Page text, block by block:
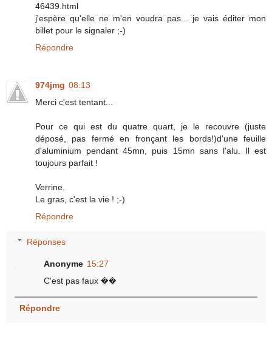
46439.html
j'espère qu'elle ne m'en voudra pas... je vais éditer mon
billet pour le signaler ;-)
Répondre
974jmg 08:13
Merci c'est tentant...
Pour ce qui est du quatre quart, je le recouvre (juste
déposé, pas fermé en fronçant les bords!)d'une feuille
d'aluminium pendant 45mn, puis 15mn sans l'alu. Il est
toujours parfait !
Verrine.
Le gras, c'est la vie ! ;-)
Répondre
Réponses
Anonyme 15:27
C'est pas faux ��
Répondre